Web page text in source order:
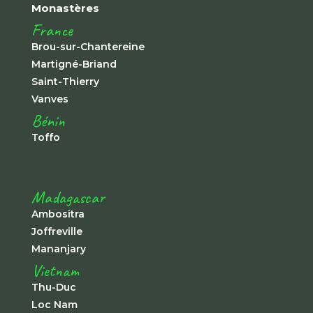
Monastères
France
Brou-sur-Chantereine
Martigné-Briand
Saint-Thierry
Vanves
Bénin
Toffo
Madagascar
Ambositra
Joffreville
Mananjary
Vietnam
Thu-Duc
Loc Nam